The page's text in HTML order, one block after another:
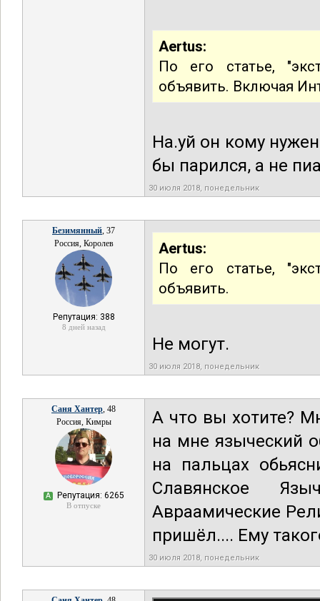
Aertus:
По его статье,
объявить. Включая
На.уй он кому
бы парился, а не
30 июля 2018, понедельник
Безимянный, 37
Россия, Королев
Репутация: 388
8 дней назад
Aertus:
По его статье,
объявить.
Не могут.
30 июля 2018, понедельник
Саня Хантер, 48
Россия, Кимры
А Репутация: 6265
В отпуске
А что вы хотите?
на мне языческий
на пальцах
Славянское
Авраамические
пришёл.... Ему
30 июля 2018, понедельник